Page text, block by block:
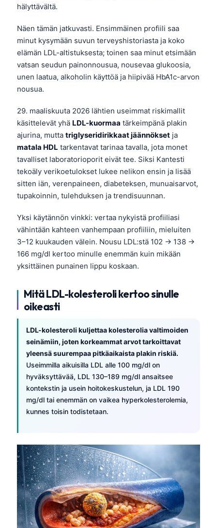
hälyttävältä.
Näen tämän jatkuvasti. Ensimmäinen profiili saa
minut kysymään suvun terveyshistoriasta ja koko
elämän LDL-altistuksesta; toinen saa minut etsimään
vatsan seudun painonnousua, nousevaa glukoosia,
unen laatua, alkoholin käyttöä ja hiipivää HbA1c-arvon
nousua.
29. maaliskuuta 2026 lähtien useimmat riskimallit
käsittelevät yhä LDL-kuormaa tärkeimpänä plakin
ajurina, mutta triglyseridirikkaat jäännökset ja
matala HDL tarkentavat tarinaa tavalla, jota monet
tavalliset laboratorioporit eivät tee. Siksi Kantesti
tekoäly verikoetulokset lukee nelikon ensin ja lisää
sitten iän, verenpaineen, diabeteksen, munuaisarvot,
tupakoinnin, tulehduksen ja trendisuunnan.
Yksi käytännön vinkki: vertaa nykyistä profiiliasi
vähintään kahteen vanhempaan profiiliin, mieluiten
3–12 kuukauden välein. Nousu LDL:stä 102 → 138 →
166 mg/dl kertoo minulle enemmän kuin mikään
yksittäinen punainen lippu koskaan.
Mitä LDL-kolesteroli kertoo sinulle
oikeasti
LDL-kolesteroli kuljettaa kolesterolia valtimoiden
seinämiin, joten korkeammat arvot tarkoittavat
yleensä suurempaa pitkäaikaista plakin riskiä.
Useimmilla aikuisilla LDL alle 100 mg/dl on
hyväksyttävää, LDL 130–189 mg/dl ansaitsee
kontekstin ja usein hoitokeskustelun, ja LDL 190
mg/dl tai enemmän on vaikea hyperkolesterolemia,
kunnes toisin todistetaan.